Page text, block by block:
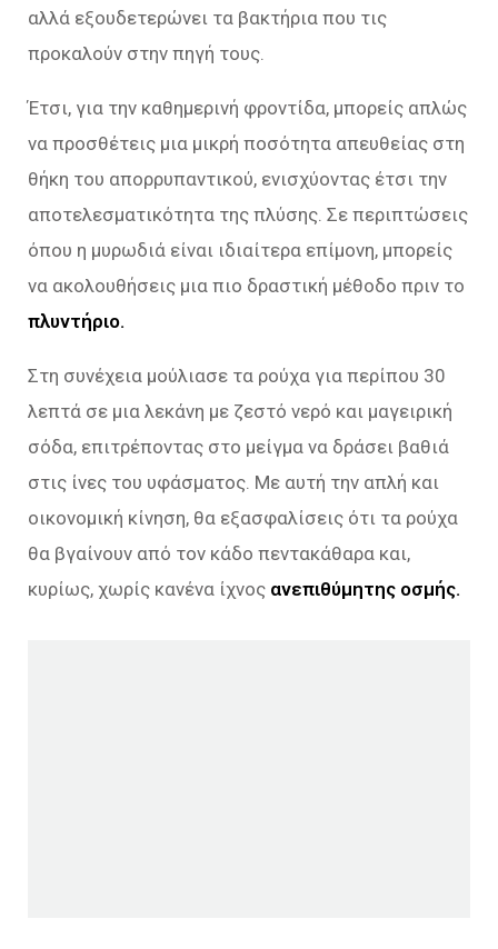
αλλά εξουδετερώνει τα βακτήρια που τις
προκαλούν στην πηγή τους.
Έτσι, για την καθημερινή φροντίδα, μπορείς απλώς
να προσθέτεις μια μικρή ποσότητα απευθείας στη
θήκη του απορρυπαντικού, ενισχύοντας έτσι την
αποτελεσματικότητα της πλύσης. Σε περιπτώσεις
όπου η μυρωδιά είναι ιδιαίτερα επίμονη, μπορείς
να ακολουθήσεις μια πιο δραστική μέθοδο πριν το
πλυντήριο.
Στη συνέχεια μούλιασε τα ρούχα για περίπου 30
λεπτά σε μια λεκάνη με ζεστό νερό και μαγειρική
σόδα, επιτρέποντας στο μείγμα να δράσει βαθιά
στις ίνες του υφάσματος. Με αυτή την απλή και
οικονομική κίνηση, θα εξασφαλίσεις ότι τα ρούχα
θα βγαίνουν από τον κάδο πεντακάθαρα και,
κυρίως, χωρίς κανένα ίχνος ανεπιθύμητης οσμής.